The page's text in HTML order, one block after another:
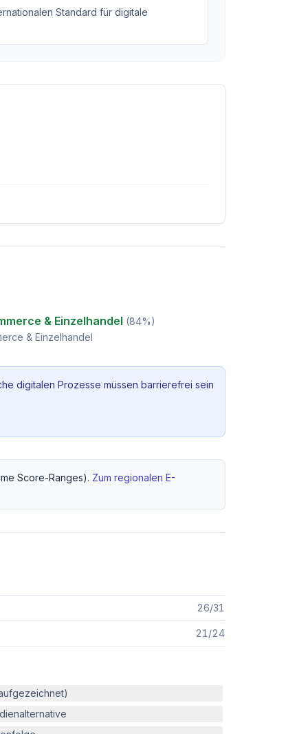
Standard für digitale
& Einzelhandel (84%)
& Einzelhandel
digitalen Prozesse müssen barrierefrei sein
Score-Ranges). Zum regionalen E-
26/31
21 /24